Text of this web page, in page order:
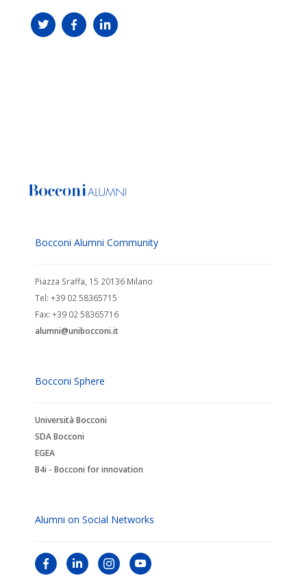
Bocconi Alumni Community
Piazza Sraffa, 15 20136 Milano
Tel: +39 02 58365715
Fax: +39 02 58365716
alumni@unibocconi.it
Bocconi Sphere
Università Bocconi
SDA Bocconi
EGEA
B4i - Bocconi for innovation
Alumni on Social Networks